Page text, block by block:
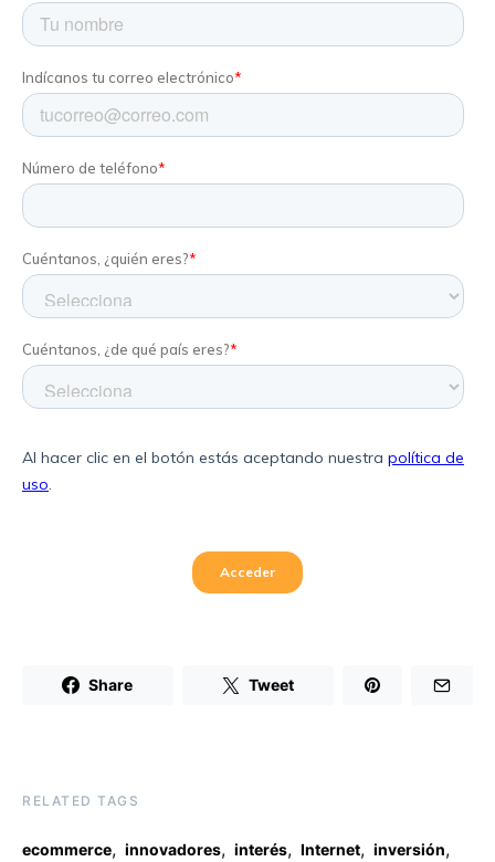
Share Tweet
RELATED TAGS
ecommerce, innovadores, interés, Internet, inversión,